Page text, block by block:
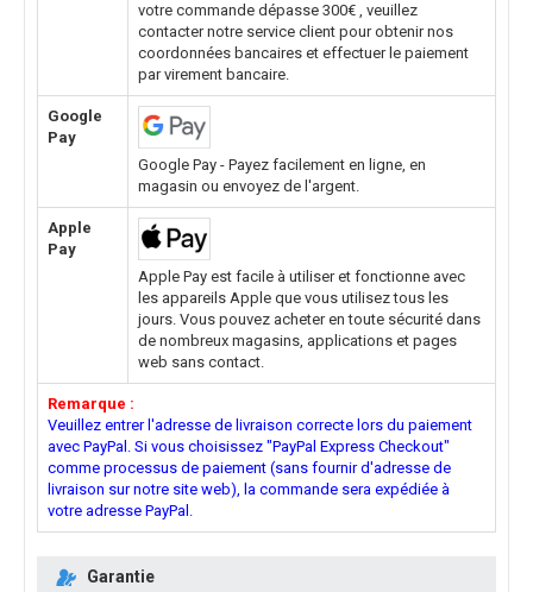
votre commande dépasse 300€ , veuillez
contacter notre service client pour obtenir nos
coordonnées bancaires et effectuer le paiement
par virement bancaire.
Google
Pay
Google Pay - Payez facilement en ligne, en
magasin ou envoyez de l'argent.
Apple
Pay
Apple Pay est facile à utiliser et fonctionne avec
les appareils Apple que vous utilisez tous les
jours. Vous pouvez acheter en toute sécurité dans
de nombreux magasins, applications et pages
web sans contact.
Remarque :
Veuillez entrer l'adresse de livraison correcte lors du paiement
avec PayPal. Si vous choisissez "PayPal Express Checkout"
comme processus de paiement (sans fournir d'adresse de
livraison sur notre site web), la commande sera expédiée à
votre adresse PayPal.
Garantie